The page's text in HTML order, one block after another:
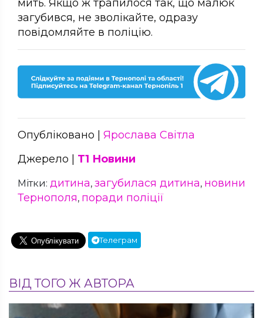
мить. Якщо ж трапилося так, що малюк
загубився, не зволікайте, одразу
повідомляйте в поліцію.
Опубліковано | Ярослава Світла
Джерело | Т1 Новини
Мітки: дитина, загубилася дитина, новини
Тернополя, поради поліції
Телеграм
ВІД ТОГО Ж АВТОРА